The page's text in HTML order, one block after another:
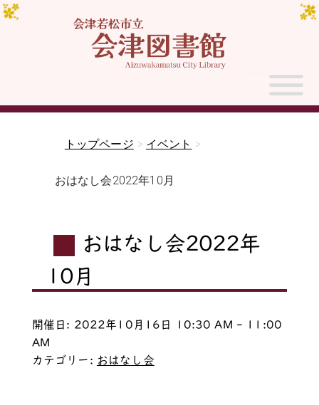
トップページ > イベント >
おはなし会2022年10月
おはなし会2022年
10月
開催日: 2022年10月16日 10:30 AM - 11:00
AM
カテゴリー: おはなし会